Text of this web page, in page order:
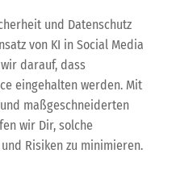
und Datenschutz
von KI in Social Media
darauf, dass
eingehalten werden. Mit
maßgeschneiderten
wir Dir, solche
Risiken zu minimieren.